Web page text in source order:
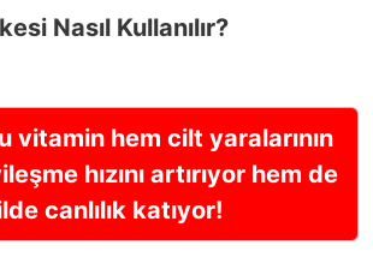
Nasıl Kullanılır?
vitamin hem cilt yaralarının
hızını artırıyor hem de
canlılık katıyor!